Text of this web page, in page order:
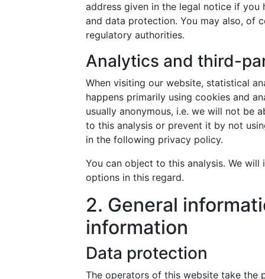
address given in the legal notice if
and data protection. You may also, of
regulatory authorities.
Analytics and third-
When visiting our website, statistical
happens primarily using cookies and
usually anonymous, i.e. we will not be
to this analysis or prevent it by not
in the following privacy policy.
You can object to this analysis. We
options in this regard.
2. General
information
Data protection
The operators of this website take the